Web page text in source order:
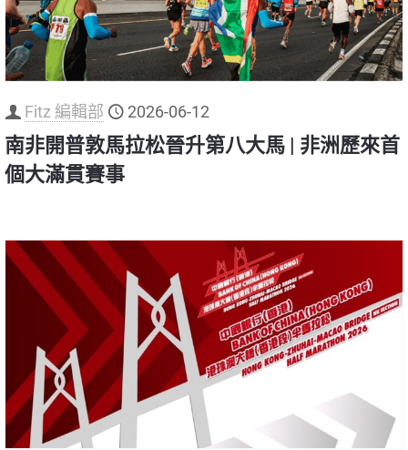
Fitz 編輯部 2026-06-12
南非開普敦馬拉松晉升第八大馬 | 非洲歷來首
個大滿貫賽事